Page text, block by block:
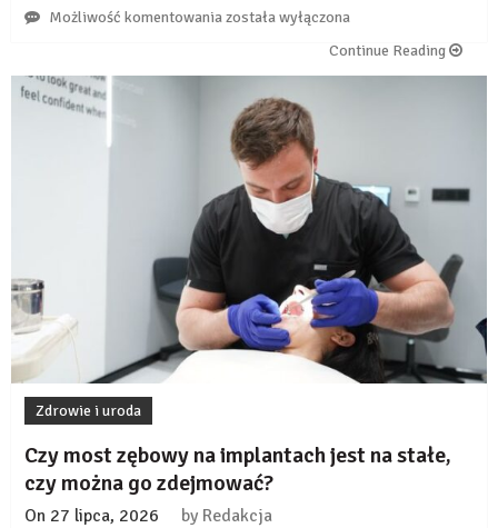
Możliwość komentowaniaCzy
Polsce
trzeba
mieć
zgodę
niemieckiej
kasy
została wyłączona
Continue Reading
Zdrowie i uroda
Czy most zębowy na implantach jest na stałe,
czy można go zdejmować?
On 27 lipca, 2026 by Redakcja